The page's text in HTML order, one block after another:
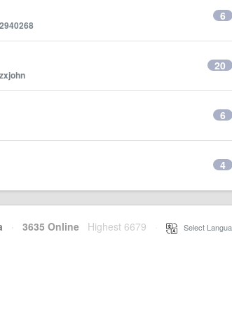
6
20
6
4
· 3635 Online Highest 6679 Select